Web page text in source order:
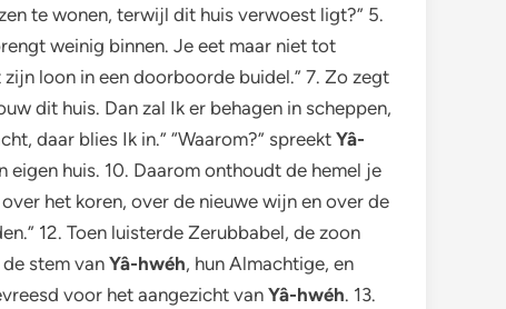
te wonen, terwijl dit huis verwoest ligt?” 5.
weinig binnen. Je eet maar niet tot
loon in een doorboorde buidel.” 7. Zo zegt
dit huis. Dan zal Ik er behagen in scheppen,
daar blies Ik in.” “Waarom?” spreekt Yâ-
huis. 10. Daarom onthoudt de hemel je
het koren, over de nieuwe wijn en over de
12. Toen luisterde Zerubbabel, de zoon
stem van Yâ-hwéh, hun Almachtige, en
voor het aangezicht vanYâ-hwéh. 13.